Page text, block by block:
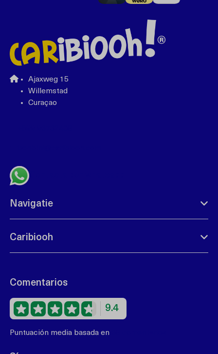
Ajaxweg 15
Willemstad
Curaçao
Navigatie
Caribiooh
Comentarios
9.4
Puntuación media basada en